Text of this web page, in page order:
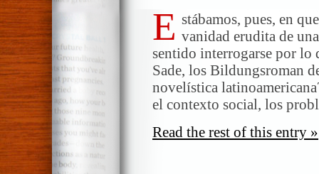
E stábamos, pues, en
vanidad erudita de
sentido interrogarse por lo
Sade, los Bildungsroman
novelística
el contexto social, los
Read the rest of this entry »